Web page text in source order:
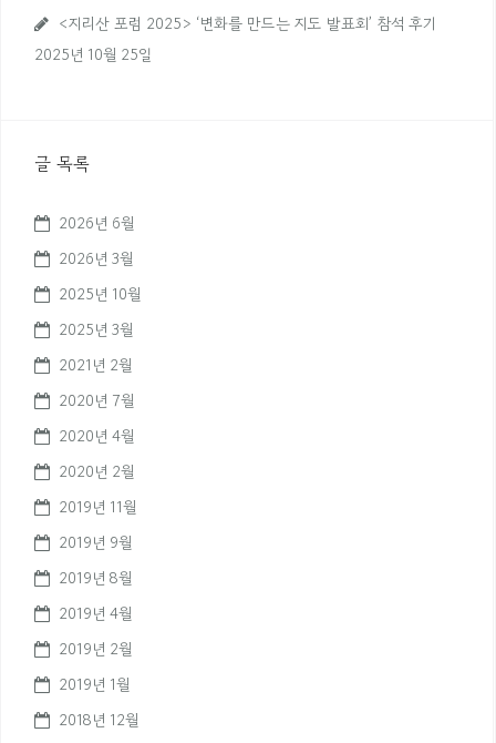
<지리산 포럼 2025> ‘변화를 만드는 지도 발표회’ 참석 후기
2025년 10월 25일
글 목록
2026년 6월
2026년 3월
2025년 10월
2025년 3월
2021년 2월
2020년 7월
2020년 4월
2020년 2월
2019년 11월
2019년 9월
2019년 8월
2019년 4월
2019년 2월
2019년 1월
2018년 12월